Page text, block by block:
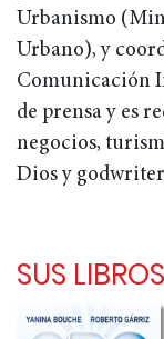
Urbanismo
Urbano), y
Comunicación
de prensa y es
negocios,
Dios y
SUS LIBROS